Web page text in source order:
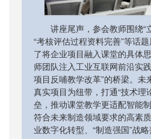
讲座尾声，参会教师围绕“
“考核评估过程资料完善”等话
了将企业项目融入课堂的具体
师团队注入工业互联网前沿实
项目反哺教学改革”的桥梁。未
真实项目为纽带，打通“技术理
垒，推动课堂教学更适配智能
符合未来制造领域要求的高素
业数字化转型、“制造强国”战